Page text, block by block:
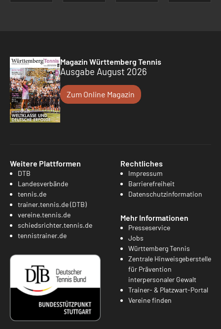
Magazin Württemberg Tennis
Ausgabe August 2026
Zum Online Magazin
Weitere Plattformen
DTB
Landesverbände
tennis.de
trainer.tennis.de (DTB)
vereine.tennis.de
schiedsrichter.tennis.de
tennistrainer.de
Rechtliches
Impressum
Barrierefreiheit
Datenschutzinformation
Mehr Informationen
Presseservice
Jobs
Württemberg Tennis
Zentrale Hinweisgeberstelle
für Prävention
interpersonaler Gewalt
Trainer- & Platzwart-Portal
Vereine finden